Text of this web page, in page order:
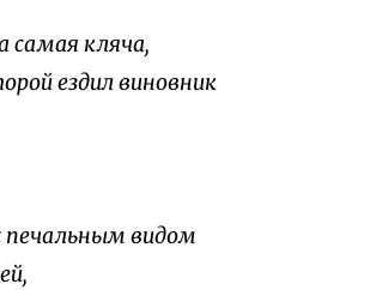
самая кляча,
ездил виновник
печальным видом